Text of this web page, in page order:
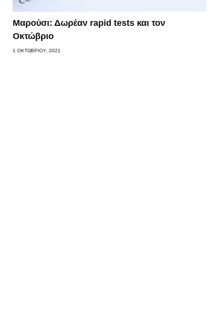
Μαρούσι: Δωρέαν rapid tests και τον
Οκτώβριο
1 ΟΚΤΩΒΡΊΟΥ, 2021